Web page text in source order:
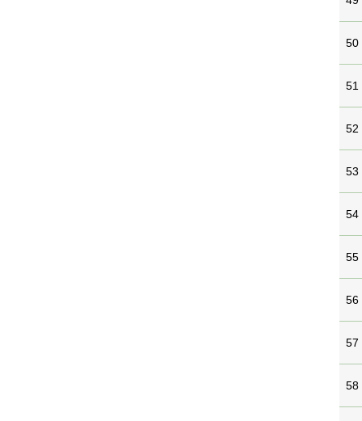
50
51
52
53
54
55
56
57
58